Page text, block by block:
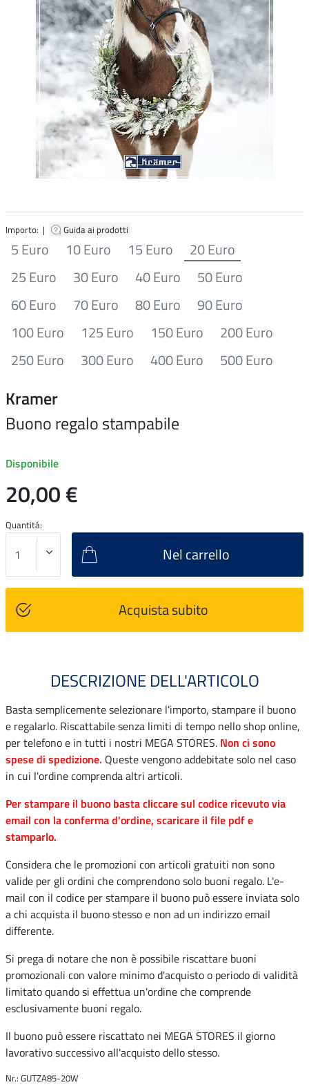
Importo: | Guida ai prodotti
5 Euro 10 Euro 15 Euro
20 Euro
25 Euro
30 Euro 40 Euro
50 Euro
60 Euro
70 Euro 80 Euro
90 Euro
100 Euro
125 Euro 150 Euro
200 Euro
250 Euro
300 Euro 400 Euro 500 Euro
Kramer
Buono regalo stampabile
Disponibile
20,00 €
Quantitá:
Nel carrello
Acquista subito
DESCRIZIONE DELL'ARTICOLO
Basta semplicemente selezionare l'importo, stampare il buono
e regalarlo. Riscattabile senza limiti di tempo nello shop online,
per telefono e in tutti i nostri MEGA STORES. Non ci sono
spese di spedizione. Queste vengono addebitate solo nel caso
in cui l'ordine comprenda altri articoli.
Per stampare il buono basta cliccare sul codice ricevuto via
email con la conferma d'ordine, scaricare il file pdf e
stamparlo.
Considera che le promozioni con articoli gratuiti non sono
valide per gli ordini che comprendono solo buoni regalo. L'e-
mail con il codice per stampare il buono può essere inviata solo
a chi acquista il buono stesso e non ad un indirizzo email
differente.
Si prega di notare che non è possibile riscattare buoni
promozionali con valore minimo d'acquisto o periodo di validità
limitato quando si effettua un'ordine che comprende
esclusivamente buoni regalo.
Il buono può essere riscattato nei MEGA STORES il giorno
lavorativo successivo all'acquisto dello stesso.
Nr.: GUTZA85-20W